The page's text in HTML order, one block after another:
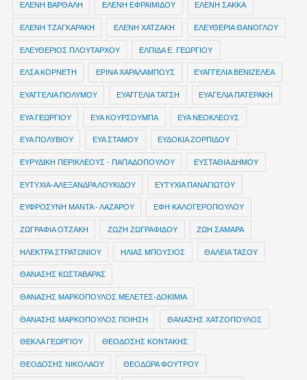
ΕΛΕΝΗ ΒΑΡΘΑΛΗ ΕΛΕΝΗ ΕΦΡΑΙΜΙΔΟΥ ΕΛΕΝΗ ΣΑΚΚΑ
ΕΛΕΝΗ ΤΖΑΓΚΑΡΑΚΗ ΕΛΕΝΗ ΧΑΤΖΑΚΗ ΕΛΕΥΘΕΡΙΑ ΘΑΝΟΓΛΟΥ
ΕΛΕΥΘΕΡΙΟΣ ΠΛΟΥΤΑΡΧΟΥ ΕΛΠΙΔΑ Ε. ΓΕΩΡΓΙΟΥ
ΕΛΣΑ ΚΟΡΝΕΤΗ ΕΡΙΝΑ ΧΑΡΑΛΑΜΠΟΥΣ ΕΥΑΓΓΕΛΙΑ ΒΕΝΙΖΕΛΕΑ
ΕΥΑΓΓΕΛΙΑ ΠΟΛΥΜΟΥ ΕΥΑΓΓΕΛΙΑ ΤΑΤΣΗ ΕΥΑΓΕΛΙΑ ΠΑΤΕΡΑΚΗ
ΕΥΑ ΓΕΩΡΓΙΟΥ ΕΥΑ ΚΟΥΡΣΟΥΜΠΑ ΕΥΑ ΝΕΟΚΛΕΟΥΣ
ΕΥΑ ΠΟΛΥΒΙΟΥ ΕΥΑ ΣΤΑΜΟΥ ΕΥΔΟΚΙΑ ΖΟΡΠΙΔΟΥ
ΕΥΡΥΔΙΚΗ ΠΕΡΙΚΛΕΟΥΣ - ΠΑΠΑΔΟΠΟΥΛΟΥ ΕΥΣΤΑΘΙΑ ΔΗΜΟΥ
ΕΥΤΥΧΙΑ-ΑΛΕΞΑΝΔΡΑ ΛΟΥΚΙΔΟΥ ΕΥΤΥΧΙΑ ΠΑΝΑΓΙΩΤΟΥ
ΕΥΦΡΟΣΥΝΗ ΜΑΝΤΑ - ΛΑΖΑΡΟΥ ΕΦΗ ΚΑΛΟΓΕΡΟΠΟΥΛΟΥ
ΖΩΓΡΑΦΙΑ ΟΤΖΑΚΗ ΖΩΖΗ ΖΩΓΡΑΦΙΔΟΥ ΖΩΗ ΣΑΜΑΡΑ
ΗΛΕΚΤΡΑ ΣΤΡΑΤΩΝΙΟΥ ΗΛΙΑΣ ΜΠΟΥΣΙΟΣ ΘΑΛΕΙΑ ΤΑΣΟΥ
ΘΑΝΑΣΗΣ ΚΩΣΤΑΒΑΡΑΣ
ΘΑΝΑΣΗΣ ΜΑΡΚΟΠΟΥΛΟΣ ΜΕΛΕΤΕΣ-ΔΟΚΙΜΙΑ
ΘΑΝΑΣΗΣ ΜΑΡΚΟΠΟΥΛΟΣ ΠΟΙΗΣΗ ΘΑΝΑΣΗΣ ΧΑΤΖΟΠΟΥΛΟΣ
ΘΕΚΛΑ ΓΕΩΡΓΙΟΥ ΘΕΟΔΟΣΗΣ ΚΟΝΤΑΚΗΣ
ΘΕΟΔΟΣΗΣ ΝΙΚΟΛΑΟΥ ΘΕΟΔΩΡΑ ΦΟΥΤΡΟΥ